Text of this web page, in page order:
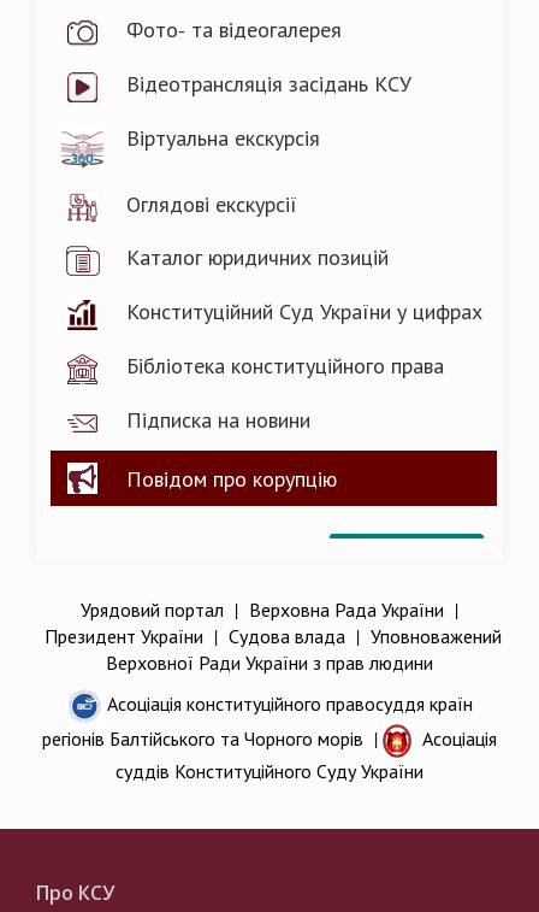
Фото- та відеогалерея
Відеотрансляція засідань КСУ
Віртуальна екскурсія
Оглядові екскурсії
Каталог юридичних позицій
Конституційний Суд України у цифрах
Бібліотека конституційного права
Підписка на новини
Повідом про корупцію
Урядовий портал | Верховна Рада України |
Президент України | Судова влада| Уповноважений
Верховної Ради України з прав людини
Асоціація конституційного правосуддя країн
регіонів Балтійського та Чорного морів |
Асоціація
суддів Конституційного Суду України
Про КСУ